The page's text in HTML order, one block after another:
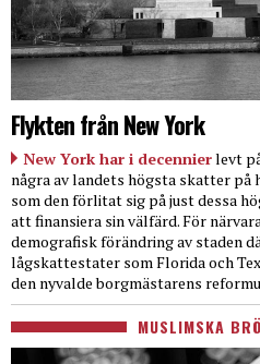
Flykten från New York
New York har i decennierlevt
några av landets högsta skatter
som den förlitat sig på just dessa
att finansiera sin välfärd. För
demografisk förändring av staden
lågskattestater som Florida och
den nyvalde borgmästarens
MUSLIMSKA